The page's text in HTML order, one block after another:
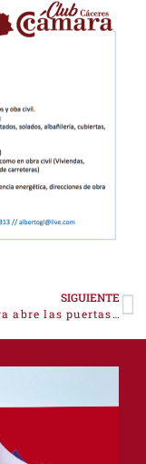
SIGUIENTE